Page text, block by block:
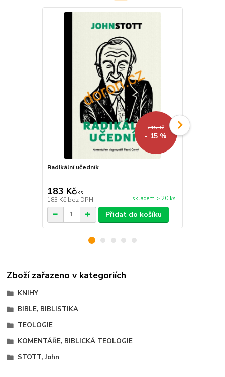
215 Kč
- 15 %
Radikální učedník
183 Kč/ks
183 Kč bez DPH skladem > 20 ks
Přidat do košíku
Zboží zařazeno v kategoriích
KNIHY
BIBLE, BIBLISTIKA
TEOLOGIE
KOMENTÁŘE, BIBLICKÁ TEOLOGIE
STOTT, John